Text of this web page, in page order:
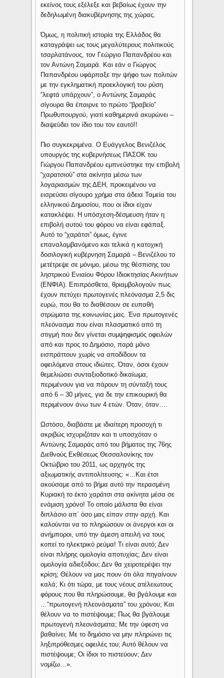
εκείνος τους εξέλεξε και βεβαίως έχουν την
δεδηλωμένη διακυβέρνησης της χώρας.
Όμως, η πολιτική ιστορία της Ελλάδος θα
καταγράψει ως τους μεγαλύτερους πολιτικούς
τσαρλατάνους, τον Γεώργιο Παπανδρέου και
τον Αντώνη Σαμαρά. Και εάν ο Γιώργος
Παπανδρέου υφάρπαξε την ψήφο των πολιτών
με την εγκληματική προεκλογική του ρύση
“λεφτά υπάρχουν”, ο Αντώνης Σαμαράς
σίγουρα θα έπαιρνε το πρώτο “βραβείο”
Πρωθυπουργού, γιατί καθημερινά ακυρώνει –
διαψεύδει τον ίδιο του τον εαυτό!!
Πιο συγκεκριμένα. Ο Ευάγγελος Βενιζέλος
υπουργός της κυβερνήσεως ΠΑΣΟΚ του
Γιώργου Παπανδρέου εμπνεύστηκε την επιβολή
“χαρατσιού” στα ακίνητα μέσω των
λογαριασμών της ΔΕΗ, προκειμένου να
εισρεύσει σίγουρο χρήμα στα άδεια Ταμεία του
ελληνικού Δημοσίου, που οι ίδιοι είχαν
κατακλέψει. Η υπόσχεση-δέσμευση ήταν η
επιβολή αυτού του φόρου να είναι εφάπαξ.
Αυτό το “χαράτσι” όμως, έγινε
επαναλαμβανόμενο και τελικά η κατοχική
δοσιλογική κυβέρνηση Σαμαρά – Βενιζέλου το
μετέτρεψε σε μόνιμο, μέσω της θέσπισης του
ληστρικού Ενιαίου Φόρου Ιδιοκτησίας Ακινήτων
(ΕΝΦΙΑ). Επιπρόσθετα, θριαμβολογούν πως
έχουν πετύχει πρωτογενές πλεόνασμα 2,5 δις
ευρώ, που θα το διαθέσουν σε ευπαθή
στρώματα της κοινωνίας μας. Ένα πρωτογενές
πλεόνασμα που είναι πλασματικό από τη
στιγμή που δεν γίνεται συμψηφισμός οφειλών
από και προς το Δημόσιο, παρά μόνο
εισπράττουν χωρίς να αποδίδουν τα
οφειλόμενα στους ιδιώτες. Όταν, όσοι έχουν
θεμελιώσει συνταξιοδοτικό δικαίωμα,
περιμένουν για να πάρουν τη σύνταξή τους
από 6 – 30 μήνες, για δε την επικουρική θα
περιμένουν άνω των 4 ετών. Όταν, όταν….
Ωστόσο, διαβάστε με ιδιαίτερη προσοχή τι
ακριβώς ισχυριζόταν και τι υποσχόταν ο
Αντώνης Σαμαράς από του βήματος της 76ης
Διεθνούς Εκθέσεως Θεσσαλονίκης τον
Οκτώβριο του 2011, ως αρχηγός της
αξιωματικής αντιπολίτευσης: «…Και έτσι
ακούσαμε από το βήμα αυτό την περασμένη
Κυριακή το έκτο χαράτσι στα ακίνητα μέσα σε
ενάμιση χρόνο! Το οποίο μάλιστα θα είναι
διπλάσιο απ΄ όσο μας είπαν στην αρχή. Και
καλούνται να το πληρώσουν οι άνεργοι και οι
ανήμποροι, υπό την άμεση απειλή να τους
κοπεί το ηλεκτρικό ρεύμα! Τι είναι αυτό; Δεν
είναι πλήρης ομολογία αποτυχίας; Δεν είναι
ομολογία αδιεξόδου; Δεν θα χειροτερέψει την
κρίση; Θέλουν να μας πουν ότι όλα πηγαίνουν
καλά; Κι ότι τώρα, με τους νέους ατέλειωτους
φόρους που θα πληρώσουμε, θα βγάλουμε και
…“πρωτογενή πλεονάσματα” του χρόνου; Και
θέλουν να το πιστέψουμε; Πως θα βγάλουμε
πρωτογενή πλεονάσματα; Με την ύφεση να
βαθαίνει; Με το δημόσιο να μην πληρώνει τις
ληξιπρόθεσμες οφειλές του; Αυτό θέλουν να
πιστέψουμε; Οι ίδιοι το πιστεύουν; Δεν
νομίζω…».